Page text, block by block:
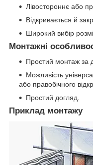
Лівостороннє або
Відкривається й
Широкий вибір
Монтажні
Простий монтаж за
Можливість
або правобічного
Простий догляд.
Приклад монтажу